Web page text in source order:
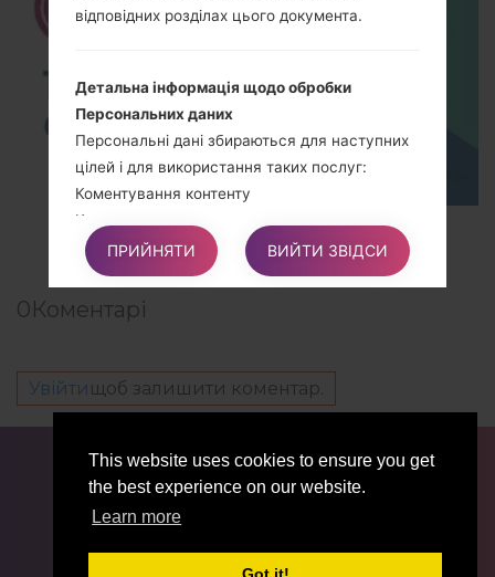
This website uses cookies to ensure you get
the best experience on our website.
Learn more
TOP 5 SECRET CODES for LG!
0Коментарі
Увійти щоб залишити коментар.
ПРИВАТНІСТЬ
відповідних розділах цього документа.
Детальна інформація щодо обробки
Персональних даних
Персональні дані збираються для наступних
цілей і для використання таких послуг:
Коментування контенту
Керування контактами та надсилання
повідомлень
Права Користувачів
правами щодо своїх Даних, що обробляються
Власником.
Зокрема, Користувачі мають право:
Скасувати свою згоду в будь-який час.
Користувачі мають право скасувати свою
згоду, якщо раніше вони давали згоду на
ПРИЙНЯТИ ВИЙТИ ЗВІДСИ